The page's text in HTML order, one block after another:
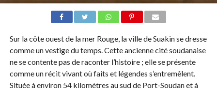
Sur la côte ouest de la mer Rouge, la ville de Suakin se dresse
comme un vestige du temps. Cette ancienne cité soudanaise
ne se contente pas de raconter l’histoire ; elle se présente
comme un récit vivant où faits et légendes s’entremêlent.
Située à environ 54 kilomètres au sud de Port-Soudan et à